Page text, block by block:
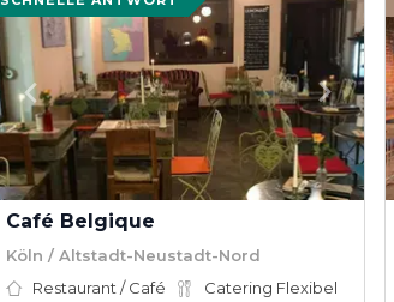
Café Belgique
Köln / Altstadt-Neustadt-Nord
Restaurant / Café
Catering Flexibel